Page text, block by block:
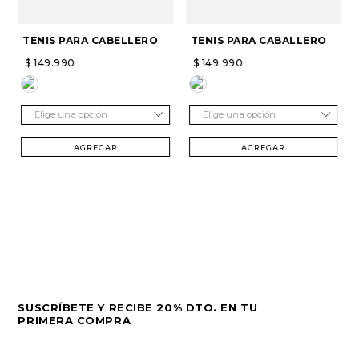
TENIS PARA CABELLERO
$ 149.990
Elige una opción
AGREGAR
TENIS PARA CABALLERO
$ 149.990
Elige una opción
AGREGAR
SUSCRÍBETE Y RECIBE 20% DTO. EN TU
PRIMERA COMPRA